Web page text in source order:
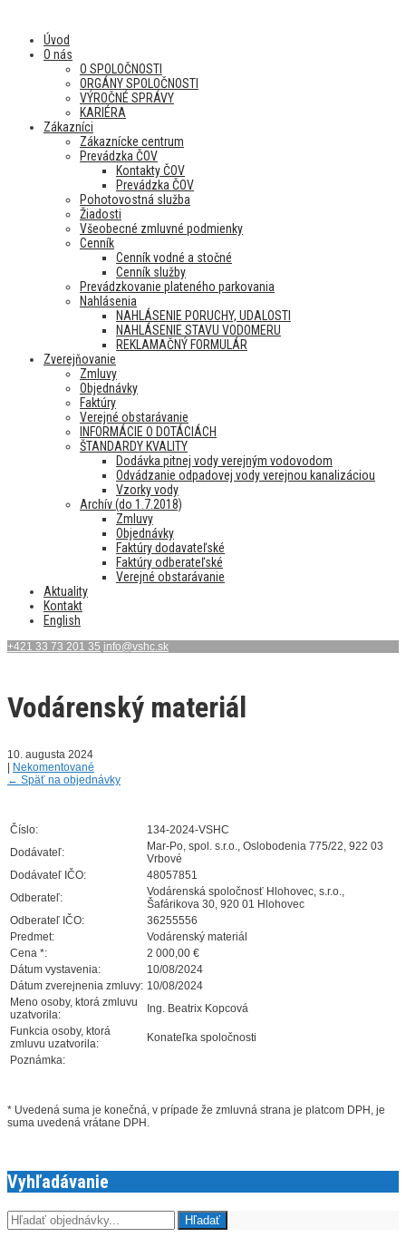
Úvod
O nás
O SPOLOČNOSTI
ORGÁNY SPOLOČNOSTI
VÝROČNÉ SPRÁVY
KARIÉRA
Zákazníci
Zákaznícke centrum
Prevádzka ČOV
Kontakty ČOV
Prevádzka ČOV
Pohotovostná služba
Žiadosti
Všeobecné zmluvné podmienky
Cenník
Cenník vodné a stočné
Cenník služby
Prevádzkovanie plateného parkovania
Nahlásenia
NAHLÁSENIE PORUCHY, UDALOSTI
NAHLÁSENIE STAVU VODOMERU
REKLAMAČNÝ FORMULÁR
Zverejňovanie
Zmluvy
Objednávky
Faktúry
Verejné obstarávanie
INFORMÁCIE O DOTÁCIÁCH
ŠTANDARDY KVALITY
Dodávka pitnej vody verejným vodovodom
Odvádzanie odpadovej vody verejnou kanalizáciou
Vzorky vody
Archív (do 1.7.2018)
Zmluvy
Objednávky
Faktúry dodavateľské
Faktúry odberateľské
Verejné obstarávanie
Aktuality
Kontakt
English
+421 33 73 201 35 info@vshc.sk
Vodárenský materiál
10. augusta 2024
Nekomentované
← Späť na objednávky
Číslo:
134-2024-VSHC
Dodávateľ:
Mar-Po, spol. s.r.o., Oslobodenia 775/22, 922 03
Vrbové
Dodávateľ IČO:
48057851
Odberateľ:
Vodárenská spoločnosť Hlohovec, s.r.o.,
Šafárikova 30, 920 01 Hlohovec
Odberateľ IČO:
36255556
Predmet:
Vodárenský materiál
Cena *:
2 000,00 €
Dátum vystavenia:
10/08/2024
Dátum zverejnenia zmluvy: 10/08/2024
Meno osoby, ktorá zmluvu
uzatvorila:
Ing. Beatrix Kopcová
Funkcia osoby, ktorá
zmluvu uzatvorila:
Konateľka spoločnosti
Poznámka:
* Uvedená suma je konečná, v prípade že zmluvná strana je platcom DPH, je
suma uvedená vrátane DPH.
Vyhľadávanie